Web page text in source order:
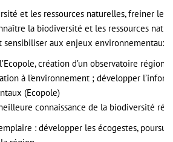
et les ressources naturelles, freiner le
la biodiversité et les ressources
sensibiliser aux enjeux environnementaux.
création d’un observatoire
à l’environnement ; développer
(Ecopole)
connaissance de la biodiversité
: développer les écogestes,